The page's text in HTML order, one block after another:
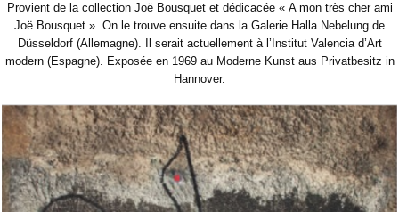
Provient de la collection Joë Bousquet et dédicacée « A mon très cher ami
Joë Bousquet ». On le trouve ensuite dans la Galerie Halla Nebelung de
Düsseldorf (Allemagne). Il serait actuellement à l’Institut Valencia d’Art
modern (Espagne). Exposée en 1969 au Moderne Kunst aus Privatbesitz in
Hannover.